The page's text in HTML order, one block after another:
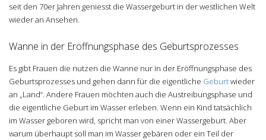
seit den 70er Jahren geniesst die Wassergeburt in der westlichen Welt
wieder an Ansehen.
Wanne in der Eröffnungsphase des Geburtsprozesses
Es gibt Frauen die nutzen die Wanne nur in der Eröffnungsphase des
Geburtsprozesses und gehen dann für die eigentliche Geburtwieder
an „Land“. Andere Frauen möchten auch die Austreibungsphase und
die eigentliche Geburt im Wasser erleben. Wenn ein Kind tatsächlich
im Wasser geboren wird, spricht man von einer Wassergeburt. Aber
warum überhaupt soll man im Wasser gebären oder ein Teil der